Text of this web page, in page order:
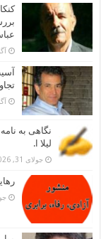
لیلا ا.
جولای 31, 2026